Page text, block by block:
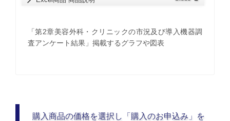
「第2章美容外科・クリニックの市況及び導入機器調
査アンケート結果」掲載するグラフや図表
購入商品の価格を選択し「購入のお申込み」を